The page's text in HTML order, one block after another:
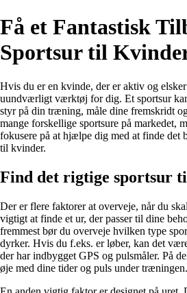
Få et Fantastisk
Sportsur til
Hvis du er en kvinde, der er aktiv og
uundværligt værktøj for dig. Et sportsur
styr på din træning, måle dine fremskridt
mange forskellige sportsure på markedet,
fokusere på at hjælpe dig med at finde det
til kvinder.
Find det rigtige sportsur
Der er flere faktorer at overveje, når du
vigtigt at finde et ur, der passer til dine
fremmest bør du overveje hvilken type
dyrker. Hvis du f.eks. er løber, kan det
der har indbygget GPS og pulsmåler. På
øje med dine tider og puls under træningen.